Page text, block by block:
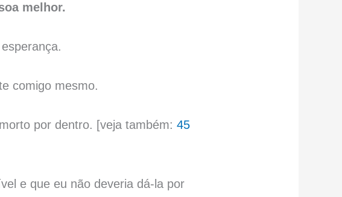
melhor.
comigo mesmo.
por dentro. [veja também:45
e que eu não deveria dá-la por